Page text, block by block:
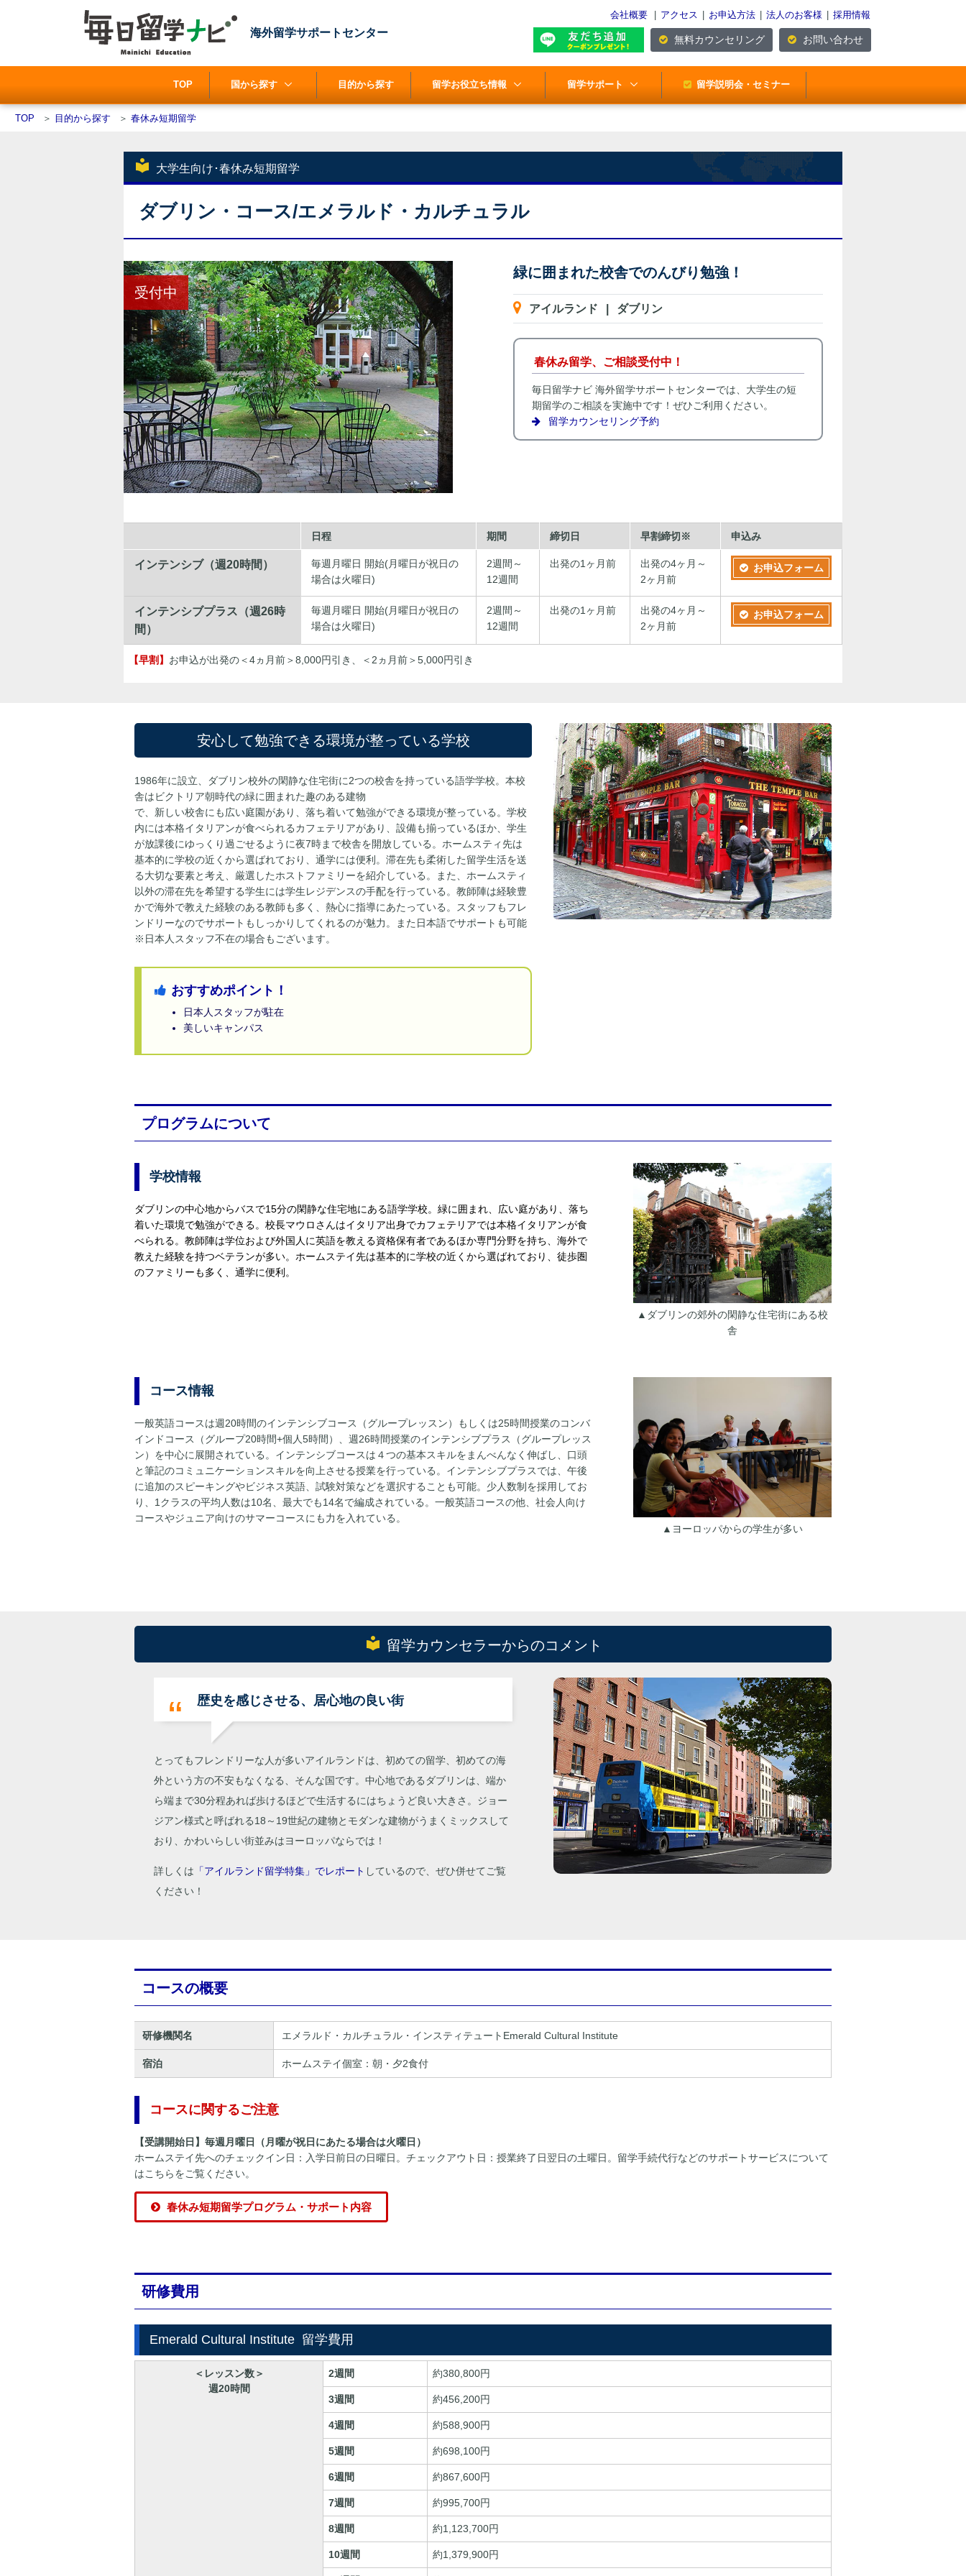
海外留学サポートセンター
会社概要 アクセス お申込方法 法人のお客様 採用情報
無料カウンセリング お問い合わせ
TOP 国から探す 目的から探す 留学お役立ち情報 留学サポート 留学説明会・セミナー
TOP ＞ 目的から探す ＞ 春休み短期留学
local_library 大学生向け･春休み短期留学
ダブリン・コース/エメラルド・カルチュラル
受付中
緑に囲まれた校舎でのんびり勉強！
アイルランド ダブリン
春休み留学、ご相談受付中！
毎日留学ナビ 海外留学サポートセンターでは、大学生の短
期留学のご相談を実施中です！ぜひご利用ください。
留学カウンセリング予約
日程 期間 締切日 早割締切※ 申込み
インテンシブ（週20時間）
毎週月曜日 開始(月曜日が祝日の
場合は火曜日)
2週間～
12週間
出発の1ヶ月前
出発の4ヶ月～
2ヶ月前
お申込フォーム
インテンシブプラス（週26時
間）
毎週月曜日 開始(月曜日が祝日の
場合は火曜日)
2週間～
12週間
出発の1ヶ月前
出発の4ヶ月～
2ヶ月前
お申込フォーム
【早割】 お申込が出発の＜4ヵ月前＞8,000円引き、＜2ヵ月前＞5,000円引き
安心して勉強できる環境が整っている学校
1986年に設立、ダブリン校外の閑静な住宅街に2つの校舎を持っている語学学校。本校
舎はビクトリア朝時代の緑に囲まれた趣のある建物
で、新しい校舎にも広い庭園があり、落ち着いて勉強ができる環境が整っている。学校
内には本格イタリアンが食べられるカフェテリアがあり、設備も揃っているほか、学生
が放課後にゆっくり過ごせるように夜7時まで校舎を開放している。ホームスティ先は
基本的に学校の近くから選ばれており、通学には便利。滞在先も柔術した留学生活を送
る大切な要素と考え、厳選したホストファミリーを紹介している。また、ホームスティ
以外の滞在先を希望する学生には学生レジデンスの手配を行っている。教師陣は経験豊
かで海外で教えた経験のある教師も多く、熱心に指導にあたっている。スタッフもフレ
ンドリーなのでサポートもしっかりしてくれるのが魅力。また日本語でサポートも可能
※日本人スタッフ不在の場合もございます。
おすすめポイント！
日本人スタッフが駐在
美しいキャンパス
プログラムについて
学校情報
ダブリンの中心地からバスで15分の閑静な住宅地にある語学学校。緑に囲まれ、広い庭があり、落ち
着いた環境で勉強ができる。校長マウロさんはイタリア出身でカフェテリアでは本格イタリアンが食
べられる。教師陣は学位および外国人に英語を教える資格保有者であるほか専門分野を持ち、海外で
教えた経験を持つベテランが多い。ホームステイ先は基本的に学校の近くから選ばれており、徒歩圏
のファミリーも多く、通学に便利。
▲ダブリンの郊外の閑静な住宅街にある校
舎
コース情報
一般英語コースは週20時間のインテンシブコース（グループレッスン）もしくは25時間授業のコンバ
インドコース（グループ20時間+個人5時間）、週26時間授業のインテンシブプラス（グループレッス
ン）を中心に展開されている。インテンシブコースは４つの基本スキルをまんべんなく伸ばし、口頭
と筆記のコミュニケーションスキルを向上させる授業を行っている。インテンシブプラスでは、午後
に追加のスピーキングやビジネス英語、試験対策などを選択することも可能。少人数制を採用してお
り、1クラスの平均人数は10名、最大でも14名で編成されている。一般英語コースの他、社会人向け
コースやジュニア向けのサマーコースにも力を入れている。
▲ヨーロッパからの学生が多い
local_library 留学カウンセラーからのコメント
歴史を感じさせる、居心地の良い街
とってもフレンドリーな人が多いアイルランドは、初めての留学、初めての海
外という方の不安もなくなる、そんな国です。中心地であるダブリンは、端か
ら端まで30分程あれば歩けるほどで生活するにはちょうど良い大きさ。ジョー
ジアン様式と呼ばれる18～19世紀の建物とモダンな建物がうまくミックスして
おり、かわいらしい街並みはヨーロッパならでは！
詳しくは 「アイルランド留学特集」でレポート しているので、ぜひ併せてご覧
ください！
コースの概要
研修機関名 エメラルド・カルチュラル・インスティテュート Emerald Cultural Institute
宿泊 ホームステイ個室：朝・夕2食付
コースに関するご注意
【受講開始日】毎週月曜日（月曜が祝日にあたる場合は火曜日）
ホームステイ先へのチェックイン日：入学日前日の日曜日。チェックアウト日：授業終了日翌日の土曜日。留学手続代行などのサポートサービスについて
はこちらをご覧ください。
春休み短期留学プログラム・サポート内容
研修費用
Emerald Cultural Institute 留学費用
＜レッスン数＞
週20時間
2週間 約380,800円
3週間 約456,200円
4週間 約588,900円
5週間 約698,100円
6週間 約867,600円
7週間 約995,700円
8週間 約1,123,700円
10週間 約1,379,900円